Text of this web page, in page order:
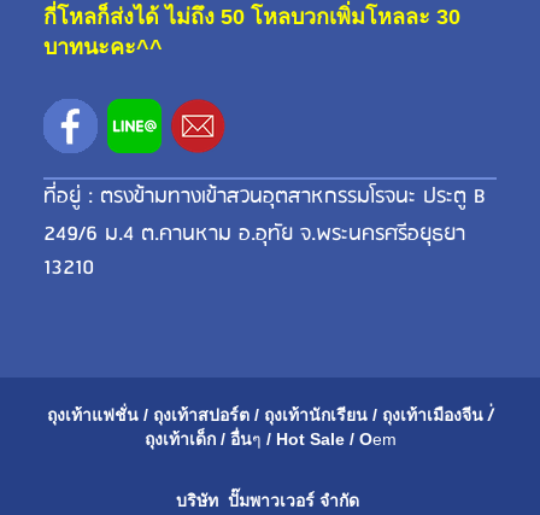
กี่โหลก็ส่งได้ ไม่ถึง 50 โหลบวกเพิ่มโหลละ 30
บาทนะคะ^^
ที่อยู่ : ตรงข้ามทางเข้าสวนอุตสาหกรรมโรจนะ ประตู B
249/6 ม.4 ต.คานหาม อ.อุทัย จ.พระนครศรีอยุธยา
13210
ถุงเท้าแฟชั่น / ถุงเท้าสปอร์ต / ถุงเท้านักเรียน / ถุงเท้าเมืองจีน /่
ถุงเท้าเด็ก / อื่นๆ / Hot Sale / Oem
บริษัท ปั๊มพาวเวอร์ จำกัด